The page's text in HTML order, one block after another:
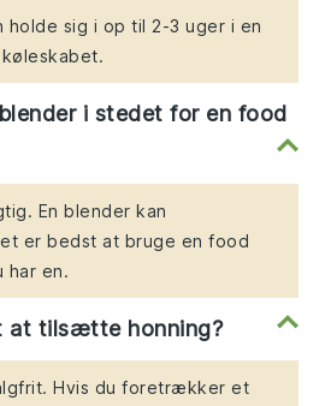
holde sig i op til 2-3 uger i en
i stedet for en food
En blender kan
er bedst at bruge en food
har en.
at tilsætte honning?
Hvis du foretrækker et